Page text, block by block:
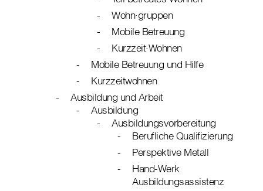
Wohn∙gruppen
Mobile Betreuung
Kurzzeit∙Wohnen
Mobile Betreuung und Hilfe
Kurzzeitwohnen
Ausbildung und Arbeit
Ausbildung
Ausbildungsvorbereitung
Berufliche Qualifizierung
Perspektive Metall
Hand-Werk
Ausbildungsassistenz